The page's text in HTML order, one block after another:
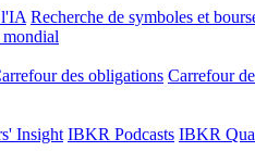
l'IA Recherche de symboles et
des obligations Carrefour
Insight IBKR Podcasts IBKR